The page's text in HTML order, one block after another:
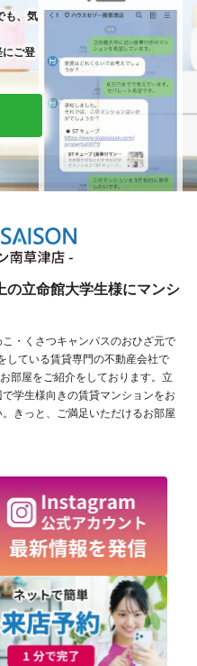
も、気
にご登
の立命館大学生様にマンシ
・くさつキャンパスのおひざ元で
している賃貸専門の不動産会社で
部屋をご紹介をしております。立
学生様向きの賃貸マンションをお
きっと、ご満足いただけるお部屋